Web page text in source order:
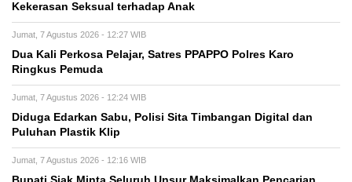
Kekerasan Seksual terhadap Anak
Jumat, 7 Agustus 2026 - 12:27 WIB
Dua Kali Perkosa Pelajar, Satres PPAPPO Polres Karo
Ringkus Pemuda
Jumat, 7 Agustus 2026 - 12:24 WIB
Diduga Edarkan Sabu, Polisi Sita Timbangan Digital dan
Puluhan Plastik Klip
Jumat, 7 Agustus 2026 - 12:16 WIB